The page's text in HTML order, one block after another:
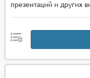
презентаций и других